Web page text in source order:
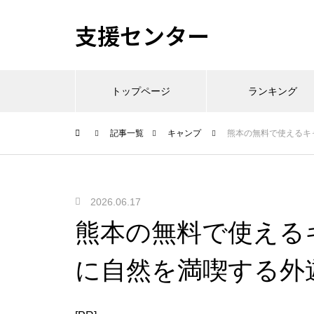
支援センター
トップページ ランキング
記事一覧 キャンプ 熊本の無料で使える
2026.06.17
熊本の無料で使え
に自然を満喫する外